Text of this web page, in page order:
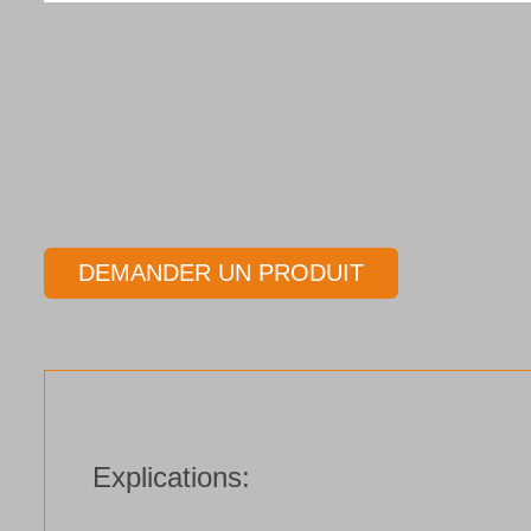
DEMANDER UN PRODUIT
Explications: